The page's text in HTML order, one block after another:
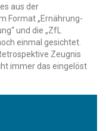
aus der
Format „Ernährung-
und die „ZfL
einmal gesichtet.
Zeugnis
immer das eingelöst